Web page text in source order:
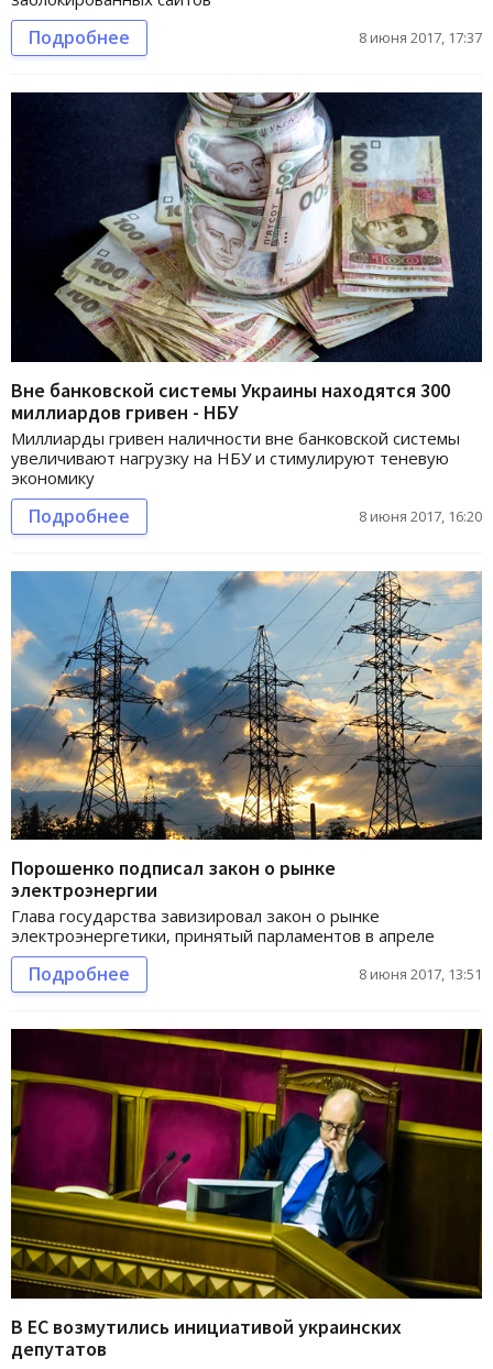
Подробнее 8 июня 2017, 17:37
Вне банковской системы Украины находятся 300
миллиардов гривен - НБУ
Миллиарды гривен наличности вне банковской системы
увеличивают нагрузку на НБУ и стимулируют теневую
экономику
Подробнее 8 июня 2017, 16:20
Порошенко подписал закон о рынке
электроэнергии
Глава государства завизировал закон о рынке
электроэнергетики, принятый парламентов в апреле
Подробнее 8 июня 2017, 13:51
В ЕС возмутились инициативой украинских
депутатов